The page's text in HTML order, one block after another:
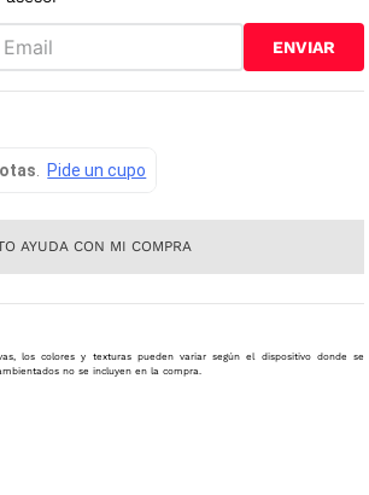
ENVIAR
AYUDA CON MI COMPRA
los colores y texturas pueden variar según el dispositivo donde se
no se incluyen en la compra.